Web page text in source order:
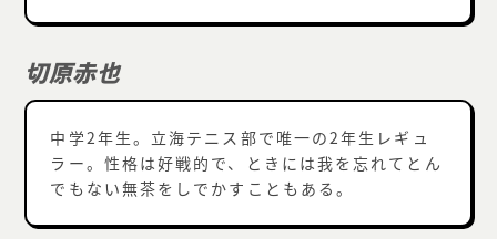
切原赤也
中学2年生。立海テニス部で唯一の2年生レギュ
ラー。性格は好戦的で、ときには我を忘れてとん
でもない無茶をしでかすこともある。